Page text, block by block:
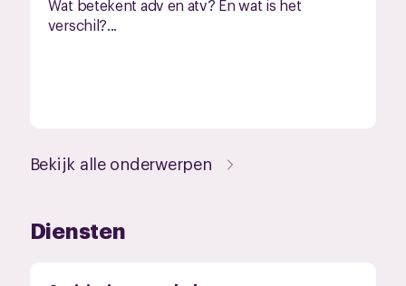
Wat betekent adv en atv? En wat is het
verschil?...
Bekijk alle onderwerpen
Diensten